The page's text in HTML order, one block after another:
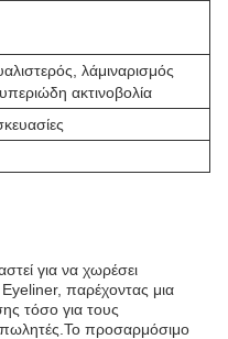
λάμιναρισμός
ακτινοβολία
για να χωρέσει
παρέχοντας μια
τόσο για τους
προσαρμόσιμο